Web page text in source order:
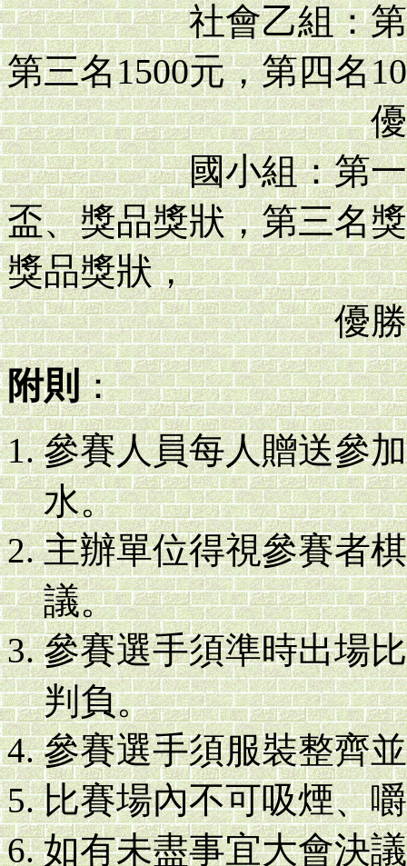
社會乙組：第一名
第三名1500元，第四名
優勝四名各
國小組：第一名獎
盃、獎品獎狀，第三名
獎品獎狀，
優勝4名各頒
附則：
參賽人員每人贈送參
水。
主辦單位得視參賽者
議。
參賽選手須準時出場
判負。
參賽選手須服裝整齊
比賽場內不可吸煙、
如有未盡事宜大會決